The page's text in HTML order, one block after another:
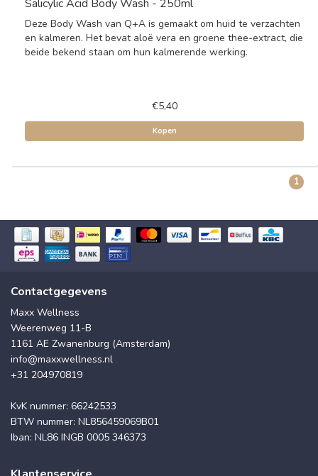
Salicylic Acid Body Wash - 250ml
Deze Body Wash van Q+A is gemaakt om huid te verzachten
en kalmeren. Het bevat aloë vera en groene thee-extract, die
beide bekend staan om hun kalmerende werking.
€5,40
Kopen
1
Contactgegevens
Maxx Wellness
Weerenweg 11-B
1161 AE Zwanenburg (Amsterdam)
info@maxxwellness.nl
+31 204970819
KvK nummer: 66242533
BTW nummer: NL856459069B01
Iban: NL86 INGB 0005 346373